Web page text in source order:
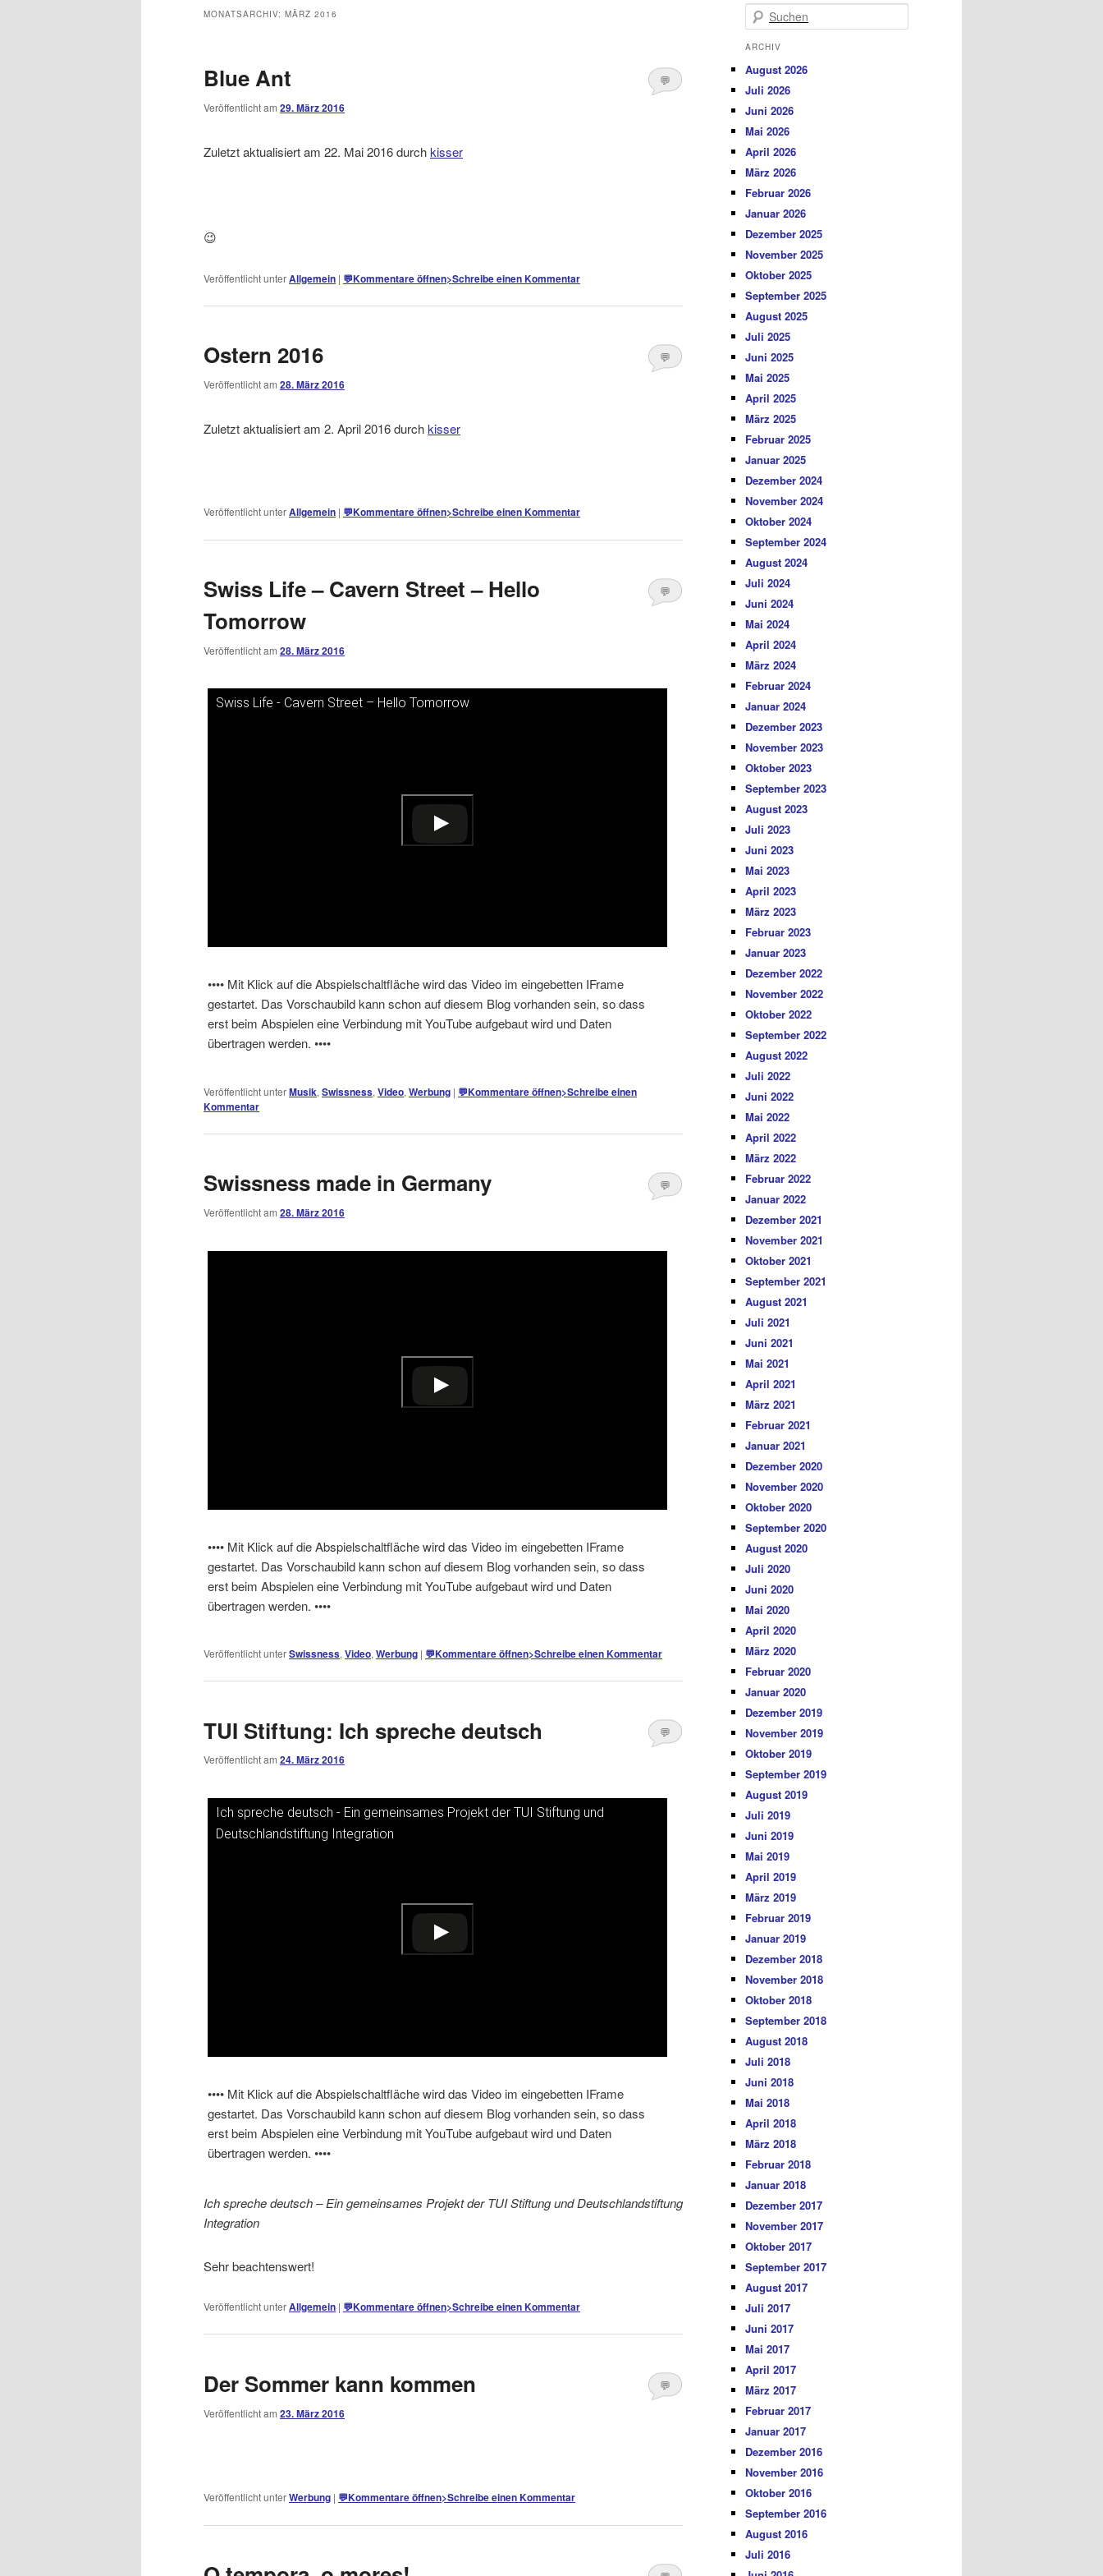
MONATSARCHIV: MÄRZ 2016
Blue Ant
Veröffentlicht am 29. März 2016
💬
Zuletzt aktualisiert am 22. Mai 2016 durchkisser
😉
Veröffentlicht unterAllgemein | 💬Kommentare öffnen>Schreibe einen Kommentar
Ostern 2016
Veröffentlicht am 28. März 2016
💬
Zuletzt aktualisiert am 2. April 2016 durchkisser
Veröffentlicht unterAllgemein | 💬Kommentare öffnen>Schreibe einen Kommentar
Swiss Life – Cavern Street – Hello
Tomorrow
Veröffentlicht am 28. März 2016
💬
Swiss Life - Cavern Street – Hello Tomorrow
•••• Mit Klick auf die Abspielschaltfläche wird das Video im eingebetten IFrame
gestartet. Das Vorschaubild kann schon auf diesem Blog vorhanden sein, so dass
erst beim Abspielen eine Verbindung mit YouTube aufgebaut wird und Daten
übertragen werden. ••••
Veröffentlicht unterMusik, Swissness, Video, Werbung | 💬Kommentare öffnen>Schreibe einen
Kommentar
Swissness made in Germany
Veröffentlicht am 28. März 2016
💬
•••• Mit Klick auf die Abspielschaltfläche wird das Video im eingebetten IFrame
gestartet. Das Vorschaubild kann schon auf diesem Blog vorhanden sein, so dass
erst beim Abspielen eine Verbindung mit YouTube aufgebaut wird und Daten
übertragen werden. ••••
Veröffentlicht unterSwissness, Video, Werbung | 💬Kommentare öffnen>Schreibe einen Kommentar
TUI Stiftung: Ich spreche deutsch
Veröffentlicht am 24. März 2016
💬
Ich spreche deutsch - Ein gemeinsames Projekt der TUI Stiftung und
Deutschlandstiftung Integration
Dieses Video auf YouTube ansehen
•••• Mit Klick auf die Abspielschaltfläche wird das Video im eingebetten IFrame
gestartet. Das Vorschaubild kann schon auf diesem Blog vorhanden sein, so dass
erst beim Abspielen eine Verbindung mit YouTube aufgebaut wird und Daten
übertragen werden. ••••
Ich spreche deutsch – Ein gemeinsames Projekt der TUI Stiftung und Deutschlandstiftung
Integration
Sehr beachtenswert!
Veröffentlicht unterAllgemein | 💬Kommentare öffnen>Schreibe einen Kommentar
Der Sommer kann kommen
Veröffentlicht am 23. März 2016
💬
Veröffentlicht unterWerbung | 💬Kommentare öffnen>Schreibe einen Kommentar
Suchen
ARCHIV
August 2026
Juli 2026
Juni 2026
Mai 2026
April 2026
März 2026
Februar 2026
Januar 2026
Dezember 2025
November 2025
Oktober 2025
September 2025
August 2025
Juli 2025
Juni 2025
Mai 2025
April 2025
März 2025
Februar 2025
Januar 2025
Dezember 2024
November 2024
Oktober 2024
September 2024
August 2024
Juli 2024
Juni 2024
Mai 2024
April 2024
März 2024
Februar 2024
Januar 2024
Dezember 2023
November 2023
Oktober 2023
September 2023
August 2023
Juli 2023
Juni 2023
Mai 2023
April 2023
März 2023
Februar 2023
Januar 2023
Dezember 2022
November 2022
Oktober 2022
September 2022
August 2022
Juli 2022
Juni 2022
Mai 2022
April 2022
März 2022
Februar 2022
Januar 2022
Dezember 2021
November 2021
Oktober 2021
September 2021
August 2021
Juli 2021
Juni 2021
Mai 2021
April 2021
März 2021
Februar 2021
Januar 2021
Dezember 2020
November 2020
Oktober 2020
September 2020
August 2020
Juli 2020
Juni 2020
Mai 2020
April 2020
März 2020
Februar 2020
Januar 2020
Dezember 2019
November 2019
Oktober 2019
September 2019
August 2019
Juli 2019
Juni 2019
Mai 2019
April 2019
März 2019
Februar 2019
Januar 2019
Dezember 2018
November 2018
Oktober 2018
September 2018
August 2018
Juli 2018
Juni 2018
Mai 2018
April 2018
März 2018
Februar 2018
Januar 2018
Dezember 2017
November 2017
Oktober 2017
September 2017
August 2017
Juli 2017
Juni 2017
Mai 2017
April 2017
März 2017
Februar 2017
Januar 2017
Dezember 2016
November 2016
Oktober 2016
September 2016
August 2016
Juli 2016